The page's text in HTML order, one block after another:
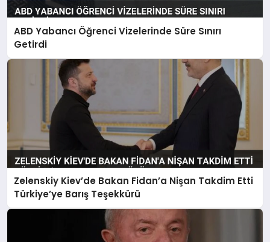
ABD Yabancı Öğrenci Vizelerinde Süre Sınırı
Getirdi
Zelenskiy Kiev’de Bakan Fidan’a Nişan Takdim Etti
Türkiye’ye Barış Teşekkürü